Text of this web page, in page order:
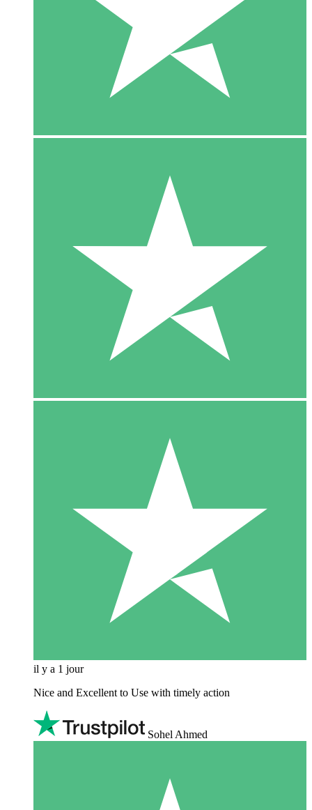
il y a 1 jour
Nice and Excellent to Use with timely action
Sohel Ahmed